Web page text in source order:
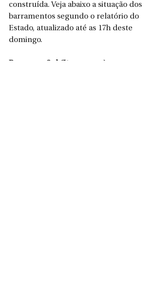
construída. Veja abaixo a situação dos
barramentos segundo o relatório do
Estado, atualizado até as 17h deste
domingo.